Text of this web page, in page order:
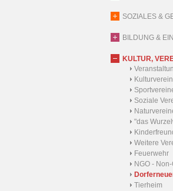
SOZIALES &
BILDUNG &
KULTUR,
Soziale
"das
Weitere
Feuerwehr
NGO -
Tierheim